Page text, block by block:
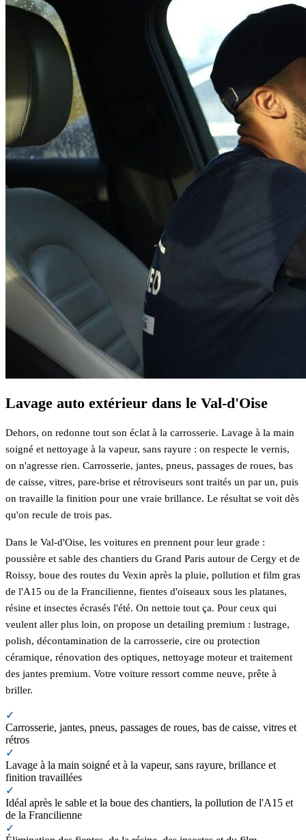
Lavage auto extérieur dans le Val-d'Oise
Dehors, on redonne tout son éclat à la carrosserie. Lavage à la main
soigné et nettoyage à la vapeur, sans rayure : on respecte le vernis,
on n'agresse rien. Carrosserie, jantes, pneus, passages de roues, bas
de caisse, vitres, pare-brise et rétroviseurs sont traités un par un, puis
on travaille la finition pour une vraie brillance. Le résultat se voit dès
qu'on recule de trois pas.
Dans le Val-d'Oise, les voitures en prennent pour leur grade :
poussière et sable des chantiers du Grand Paris autour de Cergy et de
Roissy, boue des routes du Vexin après la pluie, pollution et film gras
de l'A15 ou de la Francilienne, fientes d'oiseaux sous les platanes,
résine et insectes écrasés l'été. On nettoie tout ça. Pour ceux qui
veulent aller plus loin, on propose un detailing premium : lustrage,
polish, décontamination de la carrosserie, cire ou protection
céramique, rénovation des optiques, nettoyage moteur et traitement
des jantes premium. Votre voiture ressort comme neuve, prête à
briller.
✓
Carrosserie, jantes, pneus, passages de roues, bas de caisse, vitres et
rétros
✓
Lavage à la main soigné et à la vapeur, sans rayure, brillance et
finition travaillées
✓
Idéal après le sable et la boue des chantiers, la pollution de l'A15 et
de la Francilienne
✓